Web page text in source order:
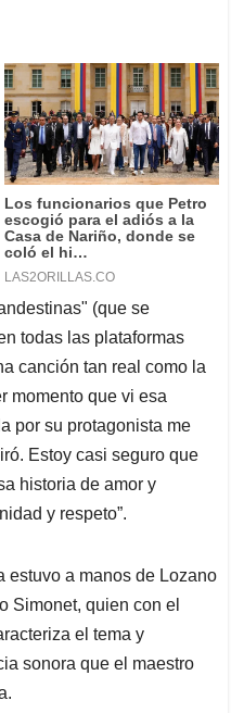
(que se
todas las plataformas
canción tan real como la
momento que vi esa
por su protagonista me
Estoy casi seguro que
historia de amor y
y respeto”.
estuvo a manos de Lozano
Simonet, quien con el
el tema y
sonora que el maestro